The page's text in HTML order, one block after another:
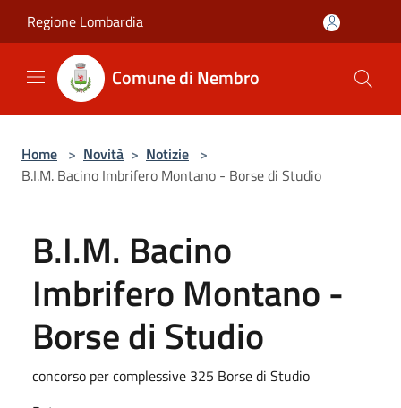
Regione Lombardia
Comune di Nembro
Home > Novità > Notizie >
B.I.M. Bacino Imbrifero Montano - Borse di Studio
B.I.M. Bacino
Imbrifero Montano -
Borse di Studio
concorso per complessive 325 Borse di Studio